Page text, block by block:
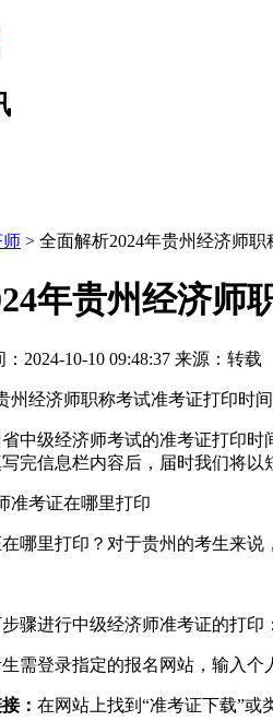
师 > 全面解析2024年贵州经济师
年贵州经济师
2024-10-10 09:48:37 来源：转载
州经济师职称考试准考证打印时间
中级经济师考试的准考证打印
完信息栏内容后，届时我们将以
准考证在哪里打印
哪里打印？对于贵州的考生来
骤进行中级经济师准考证的打印：
需登录指定的报名网站，输入个
： 在网站上找到“准考证下载”或